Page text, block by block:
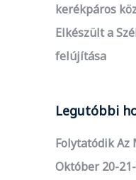
kerékpáros
Elkészült a
felújítása
Legutóbbi
Folytatódik Az
Október 20-